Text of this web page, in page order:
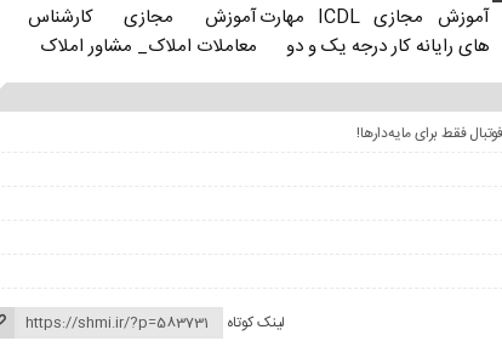
آموزش مجازی ICDL مهارت
های رایانه کار درجه یک و دو
آموزش مجازی کارشناس
معاملات املاک_ مشاور املاک
لینک کوتاه